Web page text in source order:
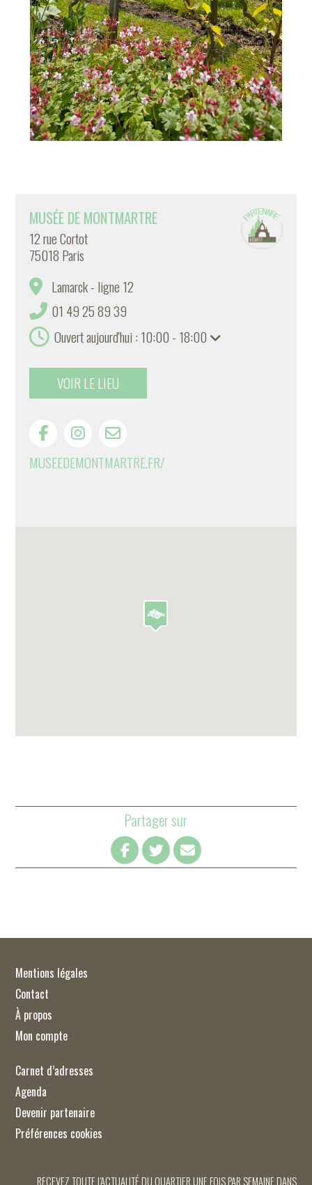
MUSÉE DE MONTMARTRE
12 rue Cortot
75018 Paris
Lamarck - ligne 12
01 49 25 89 39
Ouvert aujourd'hui : 10:00 - 18:00
VOIR LE LIEU
MUSEEDEMONTMARTRE.FR/
Partager sur
Mentions légales
Contact
À propos
Mon compte
Carnet d’adresses
Agenda
Devenir partenaire
Préférences cookies
RECEVEZ TOUTE L'ACTUALITÉ DU QUARTIER UNE FOIS PAR SEMAINE DANS